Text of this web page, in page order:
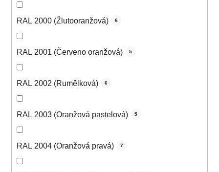
RAL 2000 (Žlutooranžová) 6
RAL 2001 (Červeno oranžová) 5
RAL 2002 (Rumělková) 6
RAL 2003 (Oranžová pastelová) 5
RAL 2004 (Oranžová pravá) 7